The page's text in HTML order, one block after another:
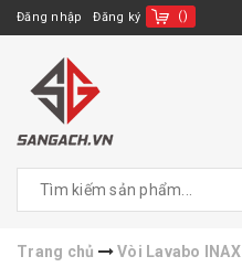
Đăng nhập Đăng ký ()
Trang chủ Vòi Lavabo INAX